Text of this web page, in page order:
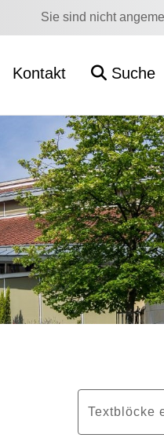
Sie sind nicht
Kontakt Suche
Textblöcke